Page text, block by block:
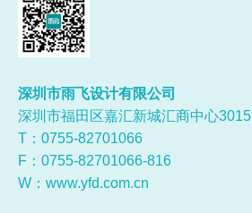
深圳市雨飞设计有限公司
深圳市福田区嘉汇新城汇商中心3015
T：0755-82701066
F：0755-82701066-816
W： www.yfd.com.cn